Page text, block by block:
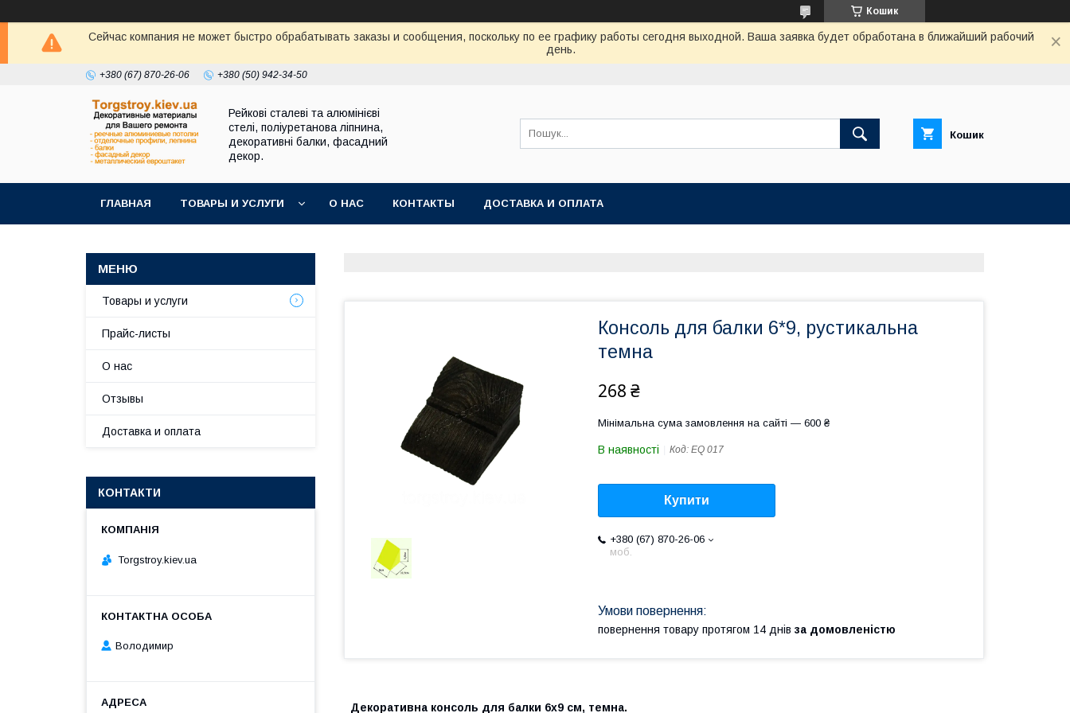
Кошик
Сейчас компания не может быстро обрабатывать заказы и сообщения, поскольку по ее графику работы сегодня выходной. Ваша заявка будет обработана в ближайший рабочий
день.
+380 (67) 870-26-06 +380 (50) 942-34-50
Рейкові сталеві та алюмінієві
стелі, поліуретанова ліпнина,
декоративні балки, фасадний
декор.
Кошик
ГЛАВНАЯ ТОВАРЫ И УСЛУГИ О НАС КОНТАКТЫ ДОСТАВКА И ОПЛАТА
Консоль для балки 6*9, рустикальна
темна
268 ₴
Мінімальна сума замовлення на сайті — 600 ₴
В наявності Код: EQ 017
Купити
+380 (67) 870-26-06
моб.
повернення товару протягом 14 днів за домовленістю
Декоративна консоль для балки 6х9 см, темна.
Товары и услуги
Прайс-листы
О нас
Отзывы
Доставка и оплата
КОНТАКТИ
Torgstroy.kiev.ua
Володимир